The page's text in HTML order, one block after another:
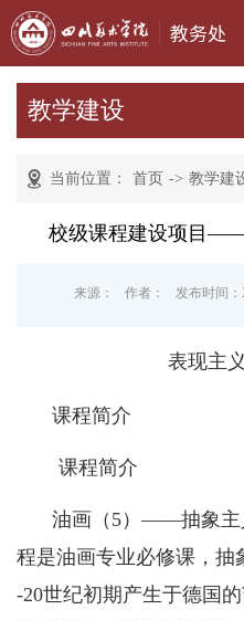
教学建设
当前位置： 首页 -> 教学建
校级课程建设项目——
来源： 作者： 发布时间：
表现主
课程简介
课程简介
油画（ 5）——抽象主
程是油画专业必修课，抽
-20世纪初期产生于德国